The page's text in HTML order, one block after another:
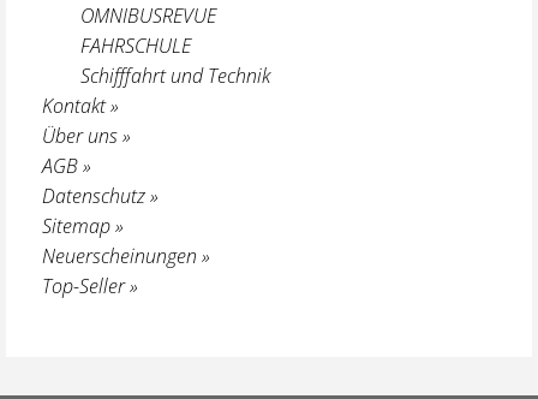
OMNIBUSREVUE
FAHRSCHULE
Schifffahrt und Technik
Kontakt »
Über uns »
AGB »
Datenschutz »
Sitemap »
Neuerscheinungen »
Top-Seller »